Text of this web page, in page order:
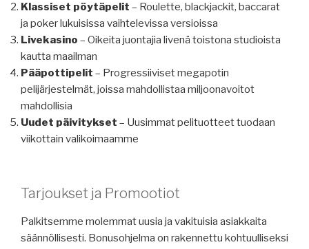
Klassiset pöytäpelit – Roulette, blackjackit, baccarat
ja poker lukuisissa vaihtelevissa versioissa
Livekasino – Oikeita juontajia livenä toistona studioista
kautta maailman
Pääpottipelit – Progressiiviset megapotin
pelijärjestelmät, joissa mahdollistaa miljoonavoitot
mahdollisia
Uudet päivitykset – Uusimmat pelituotteet tuodaan
viikottain valikoimaamme
Tarjoukset ja Promootiot
Palkitsemme molemmat uusia ja vakituisia asiakkaita
säännöllisesti. Bonusohjelma on rakennettu kohtuulliseksi